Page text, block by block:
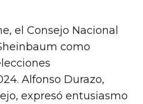
el Consejo Nacional
como
Alfonso Durazo,
expresó entusiasmo